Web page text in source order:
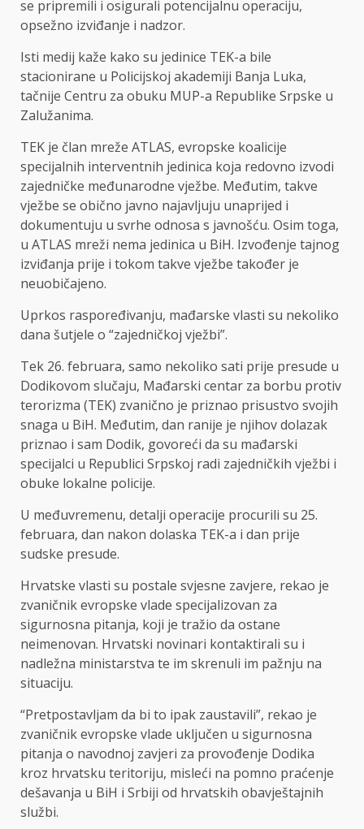
se pripremili i osigurali potencijalnu operaciju,
opsežno izviđanje i nadzor.
Isti medij kaže kako su jedinice TEK-a bile
stacionirane u Policijskoj akademiji Banja Luka,
tačnije Centru za obuku MUP-a Republike Srpske u
Zalužanima.
TEK je član mreže ATLAS, evropske koalicije
specijalnih interventnih jedinica koja redovno izvodi
zajedničke međunarodne vježbe. Međutim, takve
vježbe se obično javno najavljuju unaprijed i
dokumentuju u svrhe odnosa s javnošću. Osim toga,
u ATLAS mreži nema jedinica u BiH. Izvođenje tajnog
izviđanja prije i tokom takve vježbe također je
neuobičajeno.
Uprkos raspoređivanju, mađarske vlasti su nekoliko
dana šutjele o “zajedničkoj vježbi”.
Tek 26. februara, samo nekoliko sati prije presude u
Dodikovom slučaju, Mađarski centar za borbu protiv
terorizma (TEK) zvanično je priznao prisustvo svojih
snaga u BiH. Međutim, dan ranije je njihov dolazak
priznao i sam Dodik, govoreći da su mađarski
specijalci u Republici Srpskoj radi zajedničkih vježbi i
obuke lokalne policije.
U međuvremenu, detalji operacije procurili su 25.
februara, dan nakon dolaska TEK-a i dan prije
sudske presude.
Hrvatske vlasti su postale svjesne zavjere, rekao je
zvaničnik evropske vlade specijalizovan za
sigurnosna pitanja, koji je tražio da ostane
neimenovan. Hrvatski novinari kontaktirali su i
nadležna ministarstva te im skrenuli im pažnju na
situaciju.
“Pretpostavljam da bi to ipak zaustavili”, rekao je
zvaničnik evropske vlade uključen u sigurnosna
pitanja o navodnoj zavjeri za provođenje Dodika
kroz hrvatsku teritoriju, misleći na pomno praćenje
dešavanja u BiH i Srbiji od hrvatskih obavještajnih
službi.